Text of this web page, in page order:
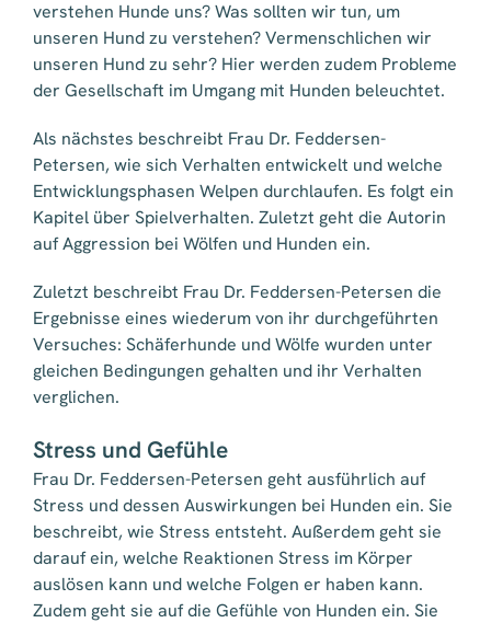
verstehen Hunde uns? Was sollten wir tun, um
unseren Hund zu verstehen? Vermenschlichen wir
unseren Hund zu sehr? Hier werden zudem Probleme
der Gesellschaft im Umgang mit Hunden beleuchtet.
Als nächstes beschreibt Frau Dr. Feddersen-
Petersen, wie sich Verhalten entwickelt und welche
Entwicklungsphasen Welpen durchlaufen. Es folgt ein
Kapitel über Spielverhalten. Zuletzt geht die Autorin
auf Aggression bei Wölfen und Hunden ein.
Zuletzt beschreibt Frau Dr. Feddersen-Petersen die
Ergebnisse eines wiederum von ihr durchgeführten
Versuches: Schäferhunde und Wölfe wurden unter
gleichen Bedingungen gehalten und ihr Verhalten
verglichen.
Stress und Gefühle
Frau Dr. Feddersen-Petersen geht ausführlich auf
Stress und dessen Auswirkungen bei Hunden ein. Sie
beschreibt, wie Stress entsteht. Außerdem geht sie
darauf ein, welche Reaktionen Stress im Körper
auslösen kann und welche Folgen er haben kann.
Zudem geht sie auf die Gefühle von Hunden ein. Sie